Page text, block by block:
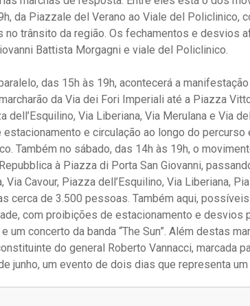
da Piazzale del Verano ao Viale del Policlinico,
no trânsito da região. Os fechamentos e desvios
Battista Morgagni e viale del Policlinico.
das 15h às 19h, acontecerá a
da Via dei Fori Imperiali até a Piazza
dell’Esquilino, Via Liberiana, Via Merulana e Via
e circulação ao longo do
Também no sábado, das 14h às 19h, o
à Piazza di Porta San Giovanni,
Via Cavour, Piazza dell’Esquilino, Via Liberiana,
cerca de 3.500 pessoas. Também aqui,
com proibições de estacionamento e desvios
um concerto da banda “The Sun”. Além destas
do general Roberto Vannacci, marcada
junho, um evento de dois dias que representa